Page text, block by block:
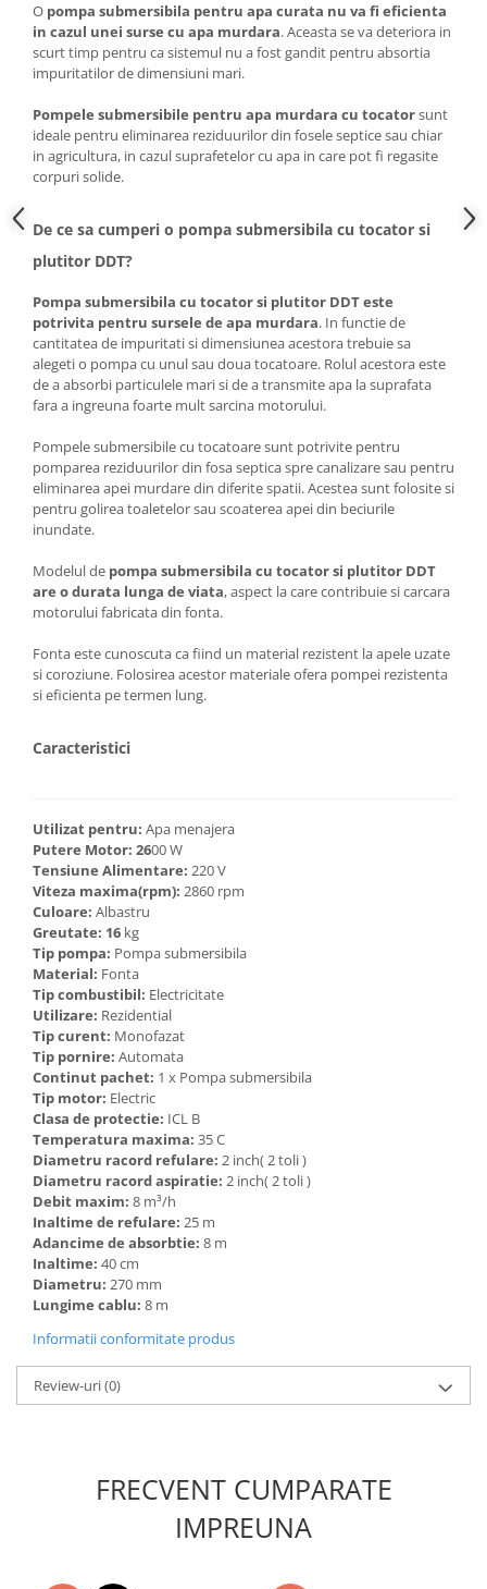
Masini de spalat vase incorporabile
Masini de spalat vase
independente
Pachete Incorporabile
Pirostrii & Arzatoare
Plasa umbrire
Pompe de stropit
Radiatoare
Semanatoare,Plantatoare
Sere
Sobe pe gaz & electrice
Suflante & Aspiratoare
Aspiratoare
Suflante Frunze
Unelte Gradinarit
Ventilatoare & Sisteme Racire
Aparate de aer conditionat
Ventilatoare
Zootehnie
Foarfeci tuns oi
Incubatoare oua
O pompa submersibila pentru apa curata nu va fi eficienta
in cazul unei surse cu apa murdara. Aceasta se va deteriora in
scurt timp pentru ca sistemul nu a fost gandit pentru absortia
impuritatilor de dimensiuni mari.
Pompele submersibile pentru apa murdara cu tocatorsunt
ideale pentru eliminarea reziduurilor din fosele septice sau chiar
in agricultura, in cazul suprafetelor cu apa in care pot fi regasite
corpuri solide.
De ce sa cumperi o pompa submersibila cu tocator si
plutitor DDT?
Pompa submersibila cu tocator si plutitor DDT este
potrivita pentru sursele de apa murdara. In functie de
cantitatea de impuritati si dimensiunea acestora trebuie sa
alegeti o pompa cu unul sau doua tocatoare. Rolul acestora este
de a absorbi particulele mari si de a transmite apa la suprafata
fara a ingreuna foarte mult sarcina motorului.
Pompele submersibile cu tocatoare sunt potrivite pentru
pomparea reziduurilor din fosa septica spre canalizare sau pentru
eliminarea apei murdare din diferite spatii. Acestea sunt folosite si
pentru golirea toaletelor sau scoaterea apei din beciurile
inundate.
Modelul de pompa submersibila cu tocator si plutitor DDT
are o durata lunga de viata, aspect la care contribuie si carcara
motorului fabricata din fonta.
Fonta este cunoscuta ca fiind un material rezistent la apele uzate
si coroziune. Folosirea acestor materiale ofera pompei rezistenta
si eficienta pe termen lung.
Caracteristici
Utilizat pentru: Apa menajera
Putere Motor: 2600 W
Tensiune Alimentare: 220 V
Viteza maxima(rpm): 2860 rpm
Culoare: Albastru
Greutate: 16 kg
Tip pompa: Pompa submersibila
Material: Fonta
Tip combustibil: Electricitate
Utilizare: Rezidential
Tip curent: Monofazat
Tip pornire: Automata
Continut pachet: 1 x Pompa submersibila
Tip motor: Electric
Clasa de protectie: ICL B
Temperatura maxima: 35 C
Diametru racord refulare: 2 inch( 2 toli )
Diametru racord aspiratie: 2 inch( 2 toli )
Debit maxim: 8 m³/h
Inaltime de refulare: 25 m
Adancime de absorbtie: 8 m
Inaltime: 40 cm
Diametru: 270 mm
Lungime cablu: 8 m
Informatii conformitate produs
Review-uri(0)
FRECVENT CUMPARATE
IMPREUNA